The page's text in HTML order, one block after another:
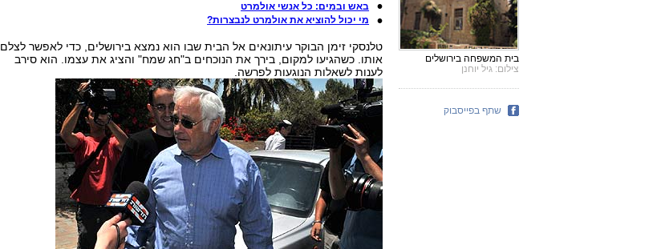
באש ובמים: כל אנשי אולמרט
מי יכול להוציא את אולמרט לנבצרות?
טלנסקי זימן הבוקר עיתונאים אל הבית שבו הוא נמצא בירושלים, כדי לאפשר לצלם
אותו. כשהגיעו למקום, בירך את הנוכחים ב"חג שמח" והציג את עצמו. הוא סירב
לענות לשאלות הנוגעות לפרשה.
בית המשפחה בירושלים
צילום: גיל יוחנן
שתף בפייסבוק